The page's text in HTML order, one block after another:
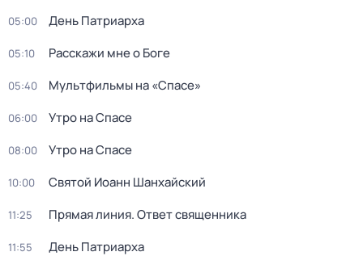
05:00 День Патриарха
05:10 Расскажи мне о Боге
05:40 Мультфильмы на «Спасе»
06:00 Утро на Спасе
08:00 Утро на Спасе
10:00 Святой Иоанн Шанхайский
11:25 Прямая линия. Ответ священника
11:55 День Патриарха